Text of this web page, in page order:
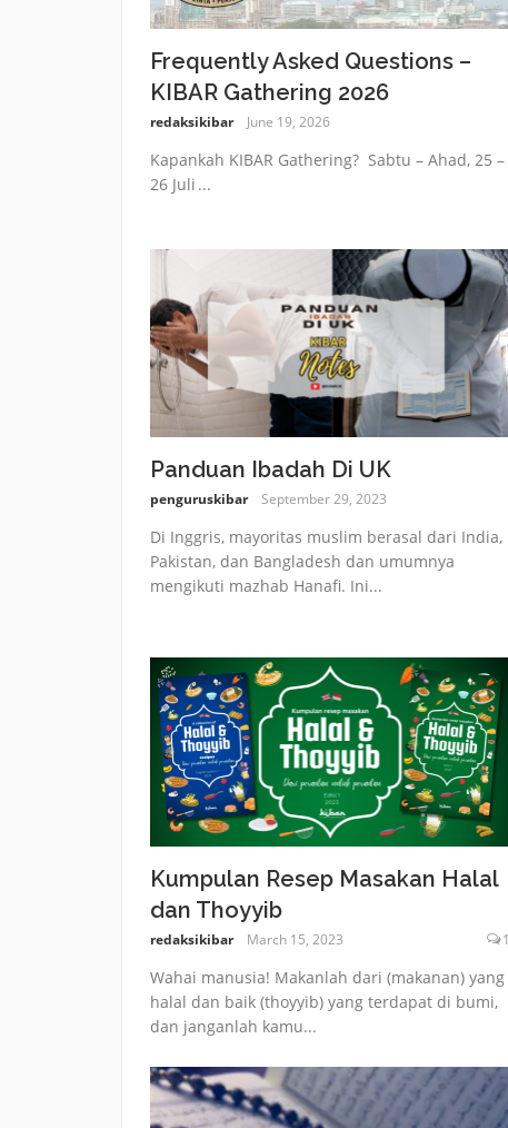
Frequently Asked Questions –
KIBAR Gathering 2026
redaksikibar June 19, 2026
Kapankah KIBAR Gathering? Sabtu – Ahad, 25 –
26 Juli ...
Panduan Ibadah Di UK
penguruskibar September 29, 2023
Di Inggris, mayoritas muslim berasal dari India,
Pakistan, dan Bangladesh dan umumnya
mengikuti mazhab Hanafi. Ini...
Kumpulan Resep Masakan Halal
dan Thoyyib
redaksikibar March 15, 2023 1
Wahai manusia! Makanlah dari (makanan) yang
halal dan baik (thoyyib) yang terdapat di bumi,
dan janganlah kamu...